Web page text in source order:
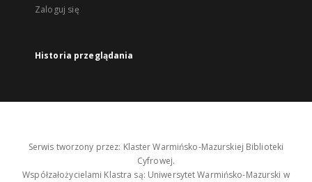
Zaloguj się
Historia przeglądania
Serwis tworzony przez: Klaster Warmińsko-Mazurskiej Biblioteki
Cyfrowej.
Współzałożycielami Klastra są: Uniwersytet Warmińsko-Mazurski w